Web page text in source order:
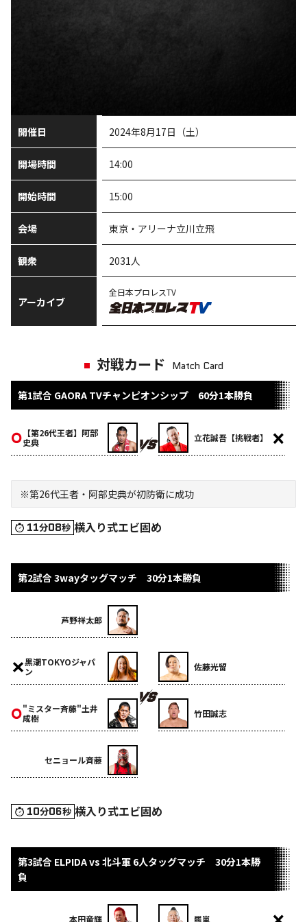
開催日 2024年8月17日（土）
開場時間 14:00
開始時間 15:00
会場 東京・アリーナ立川立飛
観衆 2031人
アーカイブ
全日本プロレスTV
対戦カード Match Card
第1試合 GAORA TVチャンピオンシップ 60分1本勝負
【第26代王者】阿部
史典
立花誠吾【挑戦者】
※第26代王者・阿部史典が初防衛に成功
11分08秒 横入り式エビ固め
第2試合 3wayタッグマッチ 30分1本勝負
芦野祥太郎
黒潮TOKYOジャパ
ン
"ミスター斉藤"土井
成樹
セニョール斉藤
佐藤光留
竹田誠志
10分06秒 横入り式エビ固め
第3試合 ELPIDA vs 北斗軍 6人タッグマッチ 30分1本勝
負
本田竜輝 羆嵐